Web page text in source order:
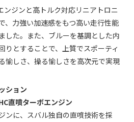
ンジンと高トルク対応リニアトロニ
、力強い加速感をもつ高い走行性能
した。また、ブルーを基調とした内
りとすることで、上質でスポーティ
愉しさ、操る愉しさを高次元で実現
ション
直噴ターボエンジン
ンに、スバル独自の直噴技術を採